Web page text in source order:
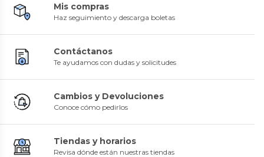
Mis compras
Haz seguimiento y descarga boletas
Contáctanos
Te ayudamos con dudas y solicitudes
Cambios y Devoluciones
Conoce cómo pedirlos
Tiendas y horarios
Revisa dónde están nuestras tiendas